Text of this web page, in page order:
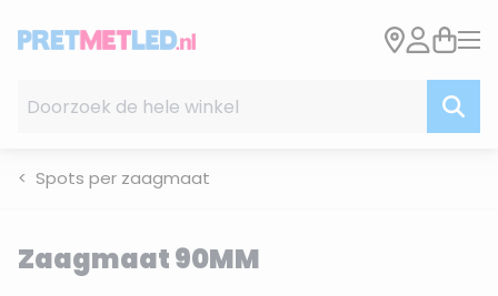
Spots per zaagmaat
Zaagmaat 90MM